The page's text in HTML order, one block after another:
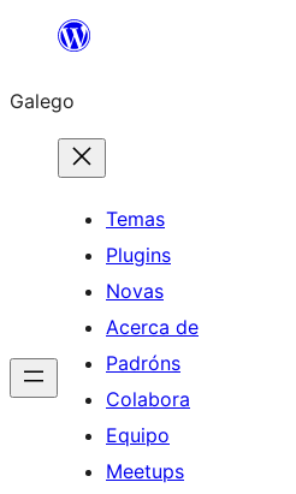
Saltar
contido
Galego
Temas
Plugins
Novas
Acerca de
Padróns
Colabora
Equipo
Meetups